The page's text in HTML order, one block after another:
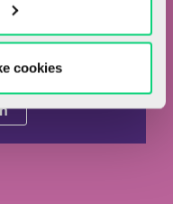
cookies